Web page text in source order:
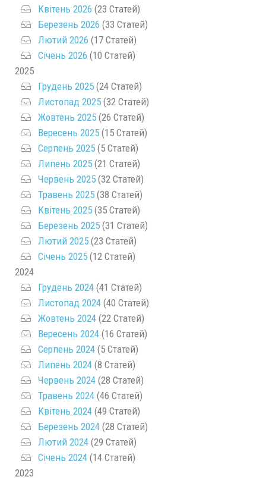
Квітень 2026 (23 Статей)
Березень 2026 (33 Статей)
Лютий 2026 (17 Статей)
Січень 2026 (10 Статей)
2025
Грудень 2025 (24 Статей)
Листопад 2025 (32 Статей)
Жовтень 2025 (26 Статей)
Вересень 2025 (15 Статей)
Серпень 2025 (5 Статей)
Липень 2025 (21 Статей)
Червень 2025 (32 Статей)
Травень 2025 (38 Статей)
Квітень 2025 (35 Статей)
Березень 2025 (31 Статей)
Лютий 2025 (23 Статей)
Січень 2025 (12 Статей)
2024
Грудень 2024 (41 Статей)
Листопад 2024 (40 Статей)
Жовтень 2024 (22 Статей)
Вересень 2024 (16 Статей)
Серпень 2024 (5 Статей)
Липень 2024 (8 Статей)
Червень 2024 (28 Статей)
Травень 2024 (46 Статей)
Квітень 2024 (49 Статей)
Березень 2024 (28 Статей)
Лютий 2024 (29 Статей)
Січень 2024 (14 Статей)
2023